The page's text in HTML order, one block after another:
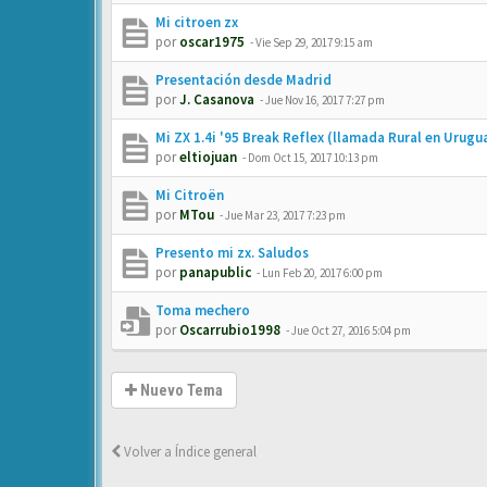
Mi citroen zx
poroscar1975 -Vie Sep 29, 2017 9:15 am
Presentación desde Madrid
porJ. Casanova -Jue Nov 16, 2017 7:27 pm
Mi ZX 1.4i '95 Break Reflex (llamada Rural en
poreltiojuan - Dom Oct 15, 2017 10:13 pm
Mi Citroën
porMTou -Jue Mar 23, 2017 7:23 pm
Presento mi zx. Saludos
porpanapublic - Lun Feb 20, 2017 6:00 pm
Toma mechero
porOscarrubio1998 -Jue Oct 27, 2016 5:04 pm
Nuevo Tema
Volver a Índice general